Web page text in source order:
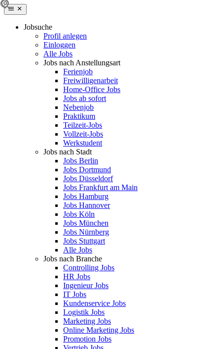
Jobsuche
Profil anlegen
Einloggen
Alle Jobs
Jobs nach Anstellungsart
Ferienjob
Freiwilligenarbeit
Home-Office Jobs
Jobs ab sofort
Nebenjob
Praktikum
Teilzeit-Jobs
Vollzeit-Jobs
Werkstudent
Jobs nach Stadt
Jobs Berlin
Jobs Dortmund
Jobs Düsseldorf
Jobs Frankfurt am Main
Jobs Hamburg
Jobs Hannover
Jobs Köln
Jobs München
Jobs Nürnberg
Jobs Stuttgart
Alle Jobs
Jobs nach Branche
Controlling Jobs
HR Jobs
Ingenieur Jobs
IT Jobs
Kundenservice Jobs
Logistik Jobs
Marketing Jobs
Online Marketing Jobs
Promotion Jobs